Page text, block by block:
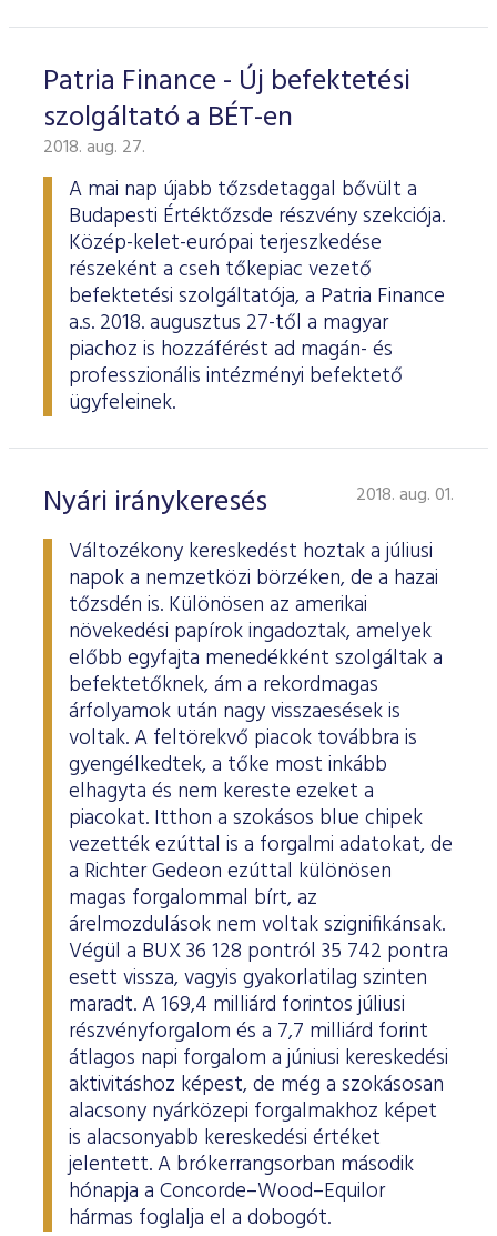
Patria Finance - Új befektetési
szolgáltató a BÉT-en
2018. aug. 27.
A mai nap újabb tőzsdetaggal bővült a
Budapesti Értéktőzsde részvény szekciója.
Közép-kelet-európai terjeszkedése
részeként a cseh tőkepiac vezető
befektetési szolgáltatója, a Patria Finance
a.s. 2018. augusztus 27-től a magyar
piachoz is hozzáférést ad magán- és
professzionális intézményi befektető
ügyfeleinek.
Nyári iránykeresés 2018. aug. 01.
Változékony kereskedést hoztak a júliusi
napok a nemzetközi börzéken, de a hazai
tőzsdén is. Különösen az amerikai
növekedési papírok ingadoztak, amelyek
előbb egyfajta menedékként szolgáltak a
befektetőknek, ám a rekordmagas
árfolyamok után nagy visszaesések is
voltak. A feltörekvő piacok továbbra is
gyengélkedtek, a tőke most inkább
elhagyta és nem kereste ezeket a
piacokat. Itthon a szokásos blue chipek
vezették ezúttal is a forgalmi adatokat, de
a Richter Gedeon ezúttal különösen
magas forgalommal bírt, az
árelmozdulások nem voltak szignifikánsak.
Végül a BUX 36 128 pontról 35 742 pontra
esett vissza, vagyis gyakorlatilag szinten
maradt. A 169,4 milliárd forintos júliusi
részvényforgalom és a 7,7 milliárd forint
átlagos napi forgalom a júniusi kereskedési
aktivitáshoz képest, de még a szokásosan
alacsony nyárközepi forgalmakhoz képet
is alacsonyabb kereskedési értéket
jelentett. A brókerrangsorban második
hónapja a Concorde–Wood–Equilor
hármas foglalja el a dobogót.